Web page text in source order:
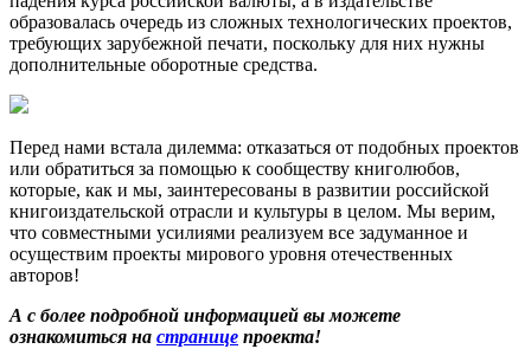
образовалась очередь из сложных технологических проектов,
требующих зарубежной печати, поскольку для них нужны
дополнительные оборотные средства.
Перед нами встала дилемма: отказаться от подобных проектов
или обратиться за помощью к сообществу книголюбов,
которые, как и мы, заинтересованы в развитии российской
книгоиздательской отрасли и культуры в целом. Мы верим,
что совместными усилиями реализуем все задуманное и
осуществим проекты мирового уровня отечественных
авторов!
А с более подробной информацией вы можете
ознакомиться на странице проекта!